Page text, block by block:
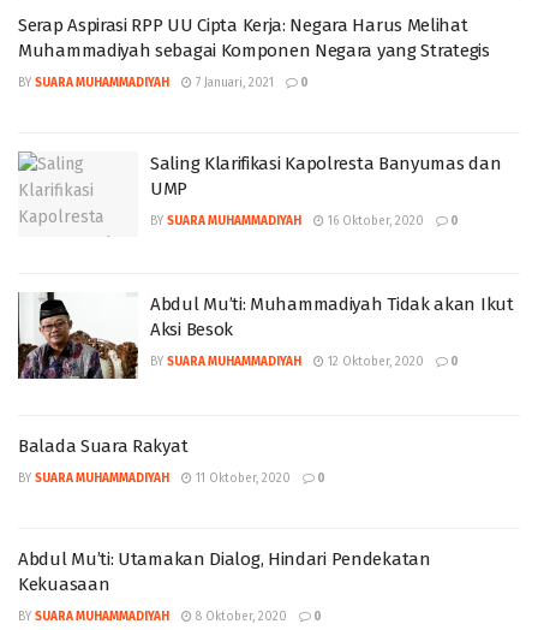
Serap Aspirasi RPP UU Cipta Kerja: Negara Harus Melihat
Muhammadiyah sebagai Komponen Negara yang Strategis
BY SUARA MUHAMMADIYAH 7 Januari, 2021 0
Saling Klarifikasi Kapolresta Banyumas dan
UMP
BY SUARA MUHAMMADIYAH 16 Oktober, 2020 0
Abdul Mu’ti: Muhammadiyah Tidak akan Ikut
Aksi Besok
BY SUARA MUHAMMADIYAH 12 Oktober, 2020 0
Balada Suara Rakyat
BY SUARA MUHAMMADIYAH 11 Oktober, 2020 0
Abdul Mu’ti: Utamakan Dialog, Hindari Pendekatan
Kekuasaan
BY SUARA MUHAMMADIYAH 8 Oktober, 2020 0